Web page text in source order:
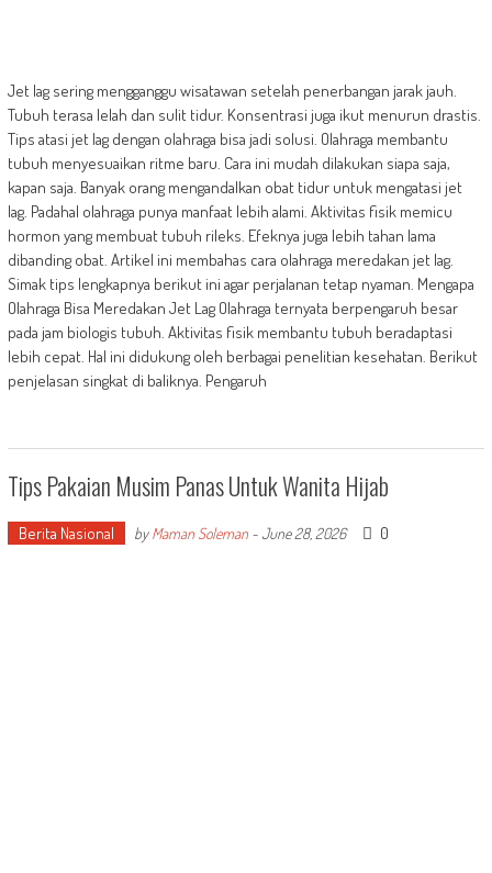
Jet lag sering mengganggu wisatawan setelah penerbangan jarak jauh.
Tubuh terasa lelah dan sulit tidur. Konsentrasi juga ikut menurun drastis.
Tips atasi jet lag dengan olahraga bisa jadi solusi. Olahraga membantu
tubuh menyesuaikan ritme baru. Cara ini mudah dilakukan siapa saja,
kapan saja. Banyak orang mengandalkan obat tidur untuk mengatasi jet
lag. Padahal olahraga punya manfaat lebih alami. Aktivitas fisik memicu
hormon yang membuat tubuh rileks. Efeknya juga lebih tahan lama
dibanding obat. Artikel ini membahas cara olahraga meredakan jet lag.
Simak tips lengkapnya berikut ini agar perjalanan tetap nyaman. Mengapa
Olahraga Bisa Meredakan Jet Lag Olahraga ternyata berpengaruh besar
pada jam biologis tubuh. Aktivitas fisik membantu tubuh beradaptasi
lebih cepat. Hal ini didukung oleh berbagai penelitian kesehatan. Berikut
penjelasan singkat di baliknya. Pengaruh
Tips Pakaian Musim Panas Untuk Wanita Hijab
Berita Nasional byMaman Soleman-June 28, 2026 0